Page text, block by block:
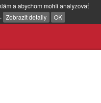
a abychom mohli analyzovať
Zobrazit detaily OK